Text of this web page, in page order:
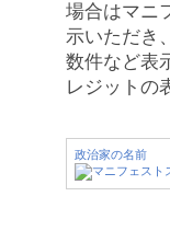
場合はマニ
示いただき、
数件など表
レジットの
政治家の名前